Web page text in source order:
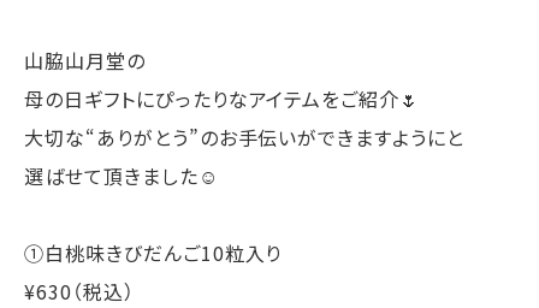
山脇山月堂の
母の日ギフトにぴったりなアイテムをご紹介🌷
大切な“ありがとう”のお手伝いができますようにと
選ばせて頂きました☺️
①白桃味きびだんご10粒入り
¥630（税込）